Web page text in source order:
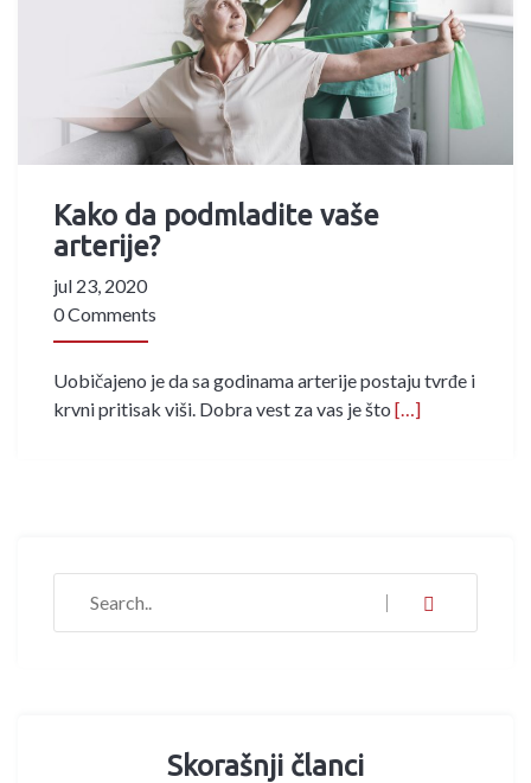
Kako da podmladite vaše
arterije?
jul 23, 2020
0 Comments
Uobičajeno je da sa godinama arterije postaju tvrđe i
krvni pritisak viši. Dobra vest za vas je što […]
Skorašnji članci